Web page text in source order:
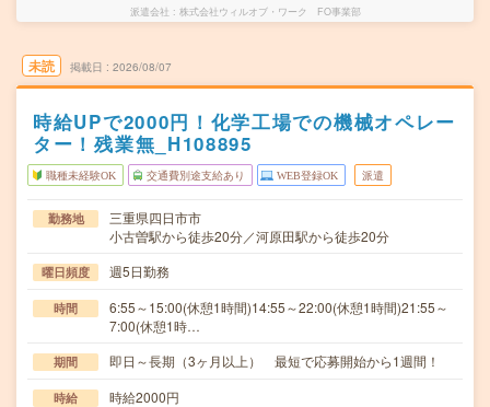
派遣会社 株式会社ウィルオブ・ワーク FO事業部
未読 掲載日 2026/08/07
時給UPで2000円！化学工場での機械オペレー
ター！残業無_H108895
職種未経験OK 交通費別途支給あり WEB登録OK 派遣
勤務地
三重県四日市市
小古曽駅から徒歩20分／河原田駅から徒歩20分
曜日頻度 週5日勤務
時間
6:55～15:00(休憩1時間)14:55～22:00(休憩1時間)21:55～
7:00(休憩1時…
期間 即日～長期（3ヶ月以上） 最短で応募開始から1週間！
時給 時給2000円